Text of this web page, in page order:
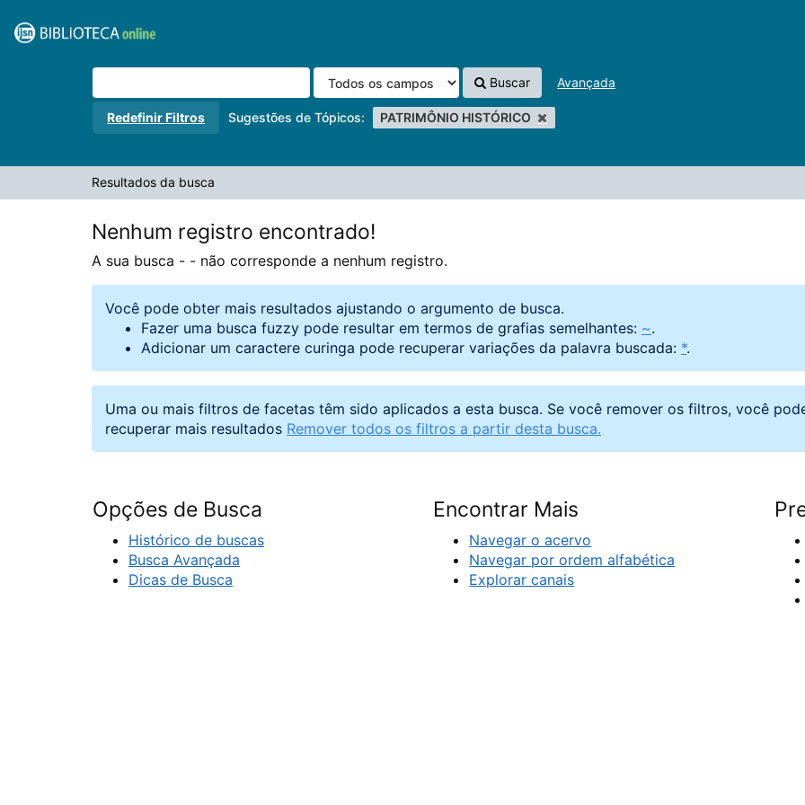
VuFind
Buscar Avançada
Redefinir Filtros Sugestões de Tópicos: PATRIMÔNIO HISTÓRICO
Resultados da busca
Nenhum registro encontrado!
A sua busca - - não corresponde a nenhum registro.
Você pode obter mais resultados ajustando o argumento de busca.
Fazer uma busca fuzzy pode resultar em termos de grafias semelhantes: ~.
Adicionar um caractere curinga pode recuperar variações da palavra buscada: *.
Uma ou mais filtros de facetas têm sido aplicados a esta busca. Se você remover os filtros, você
recuperar mais resultados Remover todos os filtros a partir desta busca.
Opções de Busca
Histórico de buscas
Busca Avançada
Dicas de Busca
Encontrar Mais
Navegar o acervo
Navegar por ordem alfabética
Explorar canais